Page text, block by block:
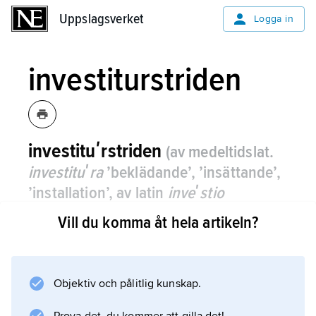
Uppslagsverket Logga in
investiturstriden
investituʹrstriden (av medeltidslat.
investituʹra’beklädande’, ’insättande’,
’installation’, av latin inveʹstio
’bekläda’)
konflikt mellan påve och
kejsare om kyrkliga
Den egentliga investiturstriden utkämpades
Vill du komma åt hela artikeln?
Objektiv och pålitlig kunskap.